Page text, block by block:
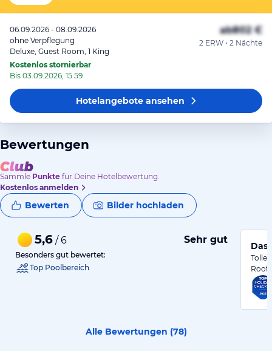
06.09.2026 - 08.09.2026
ohne Verpflegung
Deluxe, Guest Room, 1 King
Kostenlos stornierbar
Bis 03.09.2026, 15:59
ab802 €
2 ERW • 2 Nächte
Hotelangeboteansehen
Bewertungen
Sammle Punkte für Deine Hotelbewertung.
Kostenlos anmelden
Bewerten Bilder hochladen
5,6 / 6 Sehr gut
Besonders gut bewertet:
Top Poolbereich
Das
Alle Bewertungen (78)